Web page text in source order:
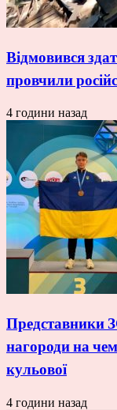
Відмовився
провчили
4 години назад
Представники
нагороди на
кульової
4 години назад